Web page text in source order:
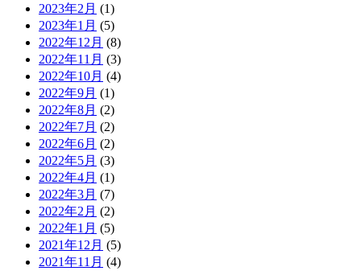
2023年2月 (1)
2023年1月 (5)
2022年12月 (8)
2022年11月 (3)
2022年10月 (4)
2022年9月 (1)
2022年8月 (2)
2022年7月 (2)
2022年6月 (2)
2022年5月 (3)
2022年4月 (1)
2022年3月 (7)
2022年2月 (2)
2022年1月 (5)
2021年12月 (5)
2021年11月 (4)